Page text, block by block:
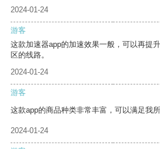
2024-01-24
游客
这款加速器app的加速效果一般，可以再提
区的线路。
2024-01-24
游客
这款app的商品种类非常丰富，可以满足我所
2024-01-24